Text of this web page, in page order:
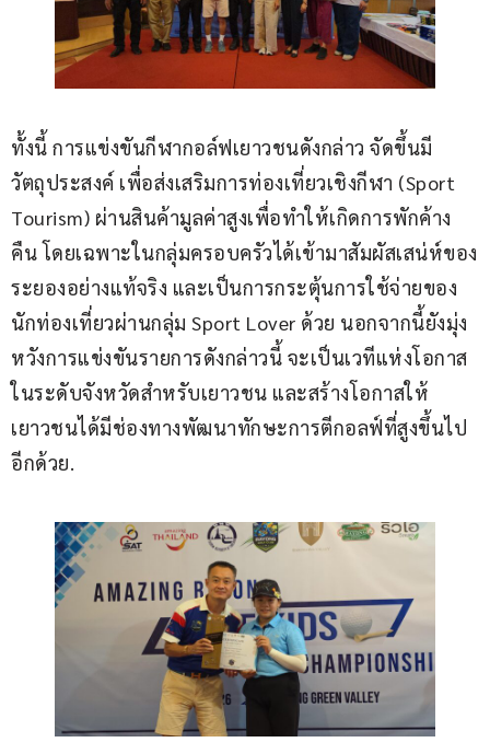
ทั้งนี้ การแข่งขันกีฬากอล์ฟเยาวชนดังกล่าว จัดขึ้นมี
วัตถุประสงค์ เพื่อส่งเสริมการท่องเที่ยวเชิงกีฬา (Sport
Tourism) ผ่านสินค้ามูลค่าสูงเพื่อทำให้เกิดการพักค้าง
คืน โดยเฉพาะในกลุ่มครอบครัวได้เข้ามาสัมผัสเสน่ห์ของ
ระยองอย่างแท้จริง และเป็นการกระตุ้นการใช้จ่ายของ
นักท่องเที่ยวผ่านกลุ่ม Sport Lover ด้วย นอกจากนี้ยังมุ่ง
หวังการแข่งขันรายการดังกล่าวนี้ จะเป็นเวทีแห่งโอกาส
ในระดับจังหวัดสำหรับเยาวชน และสร้างโอกาสให้
เยาวชนได้มีช่องทางพัฒนาทักษะการตีกอลฟ์ที่สูงขึ้นไป
อีกด้วย.